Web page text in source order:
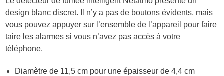
design blanc discret. Il n’y a pas de boutons évidents, mais
vous pouvez appuyer sur l’ensemble de l’appareil pour faire
taire les alarmes si vous n’avez pas accès à votre
téléphone.
Diamètre de 11,5 cm pour une épaisseur de 4,4 cm